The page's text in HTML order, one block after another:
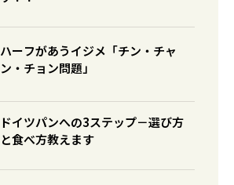
ハーフがあうイジメ「チン・チャ
ン・チョン問題」
ドイツパンへの3ステップ－選び方
と食べ方教えます